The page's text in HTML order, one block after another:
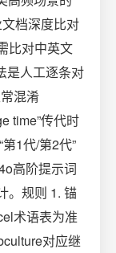
档深度比对
比对中英文
是人工逐条对
混淆
time”传代时
1代/第2代”
高阶提示词
。规则 1. 锚
术语表为准
对应继